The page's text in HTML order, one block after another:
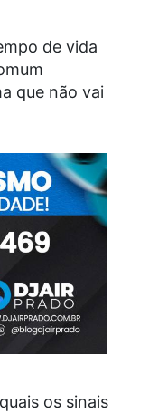
de vida
que não vai
os sinais